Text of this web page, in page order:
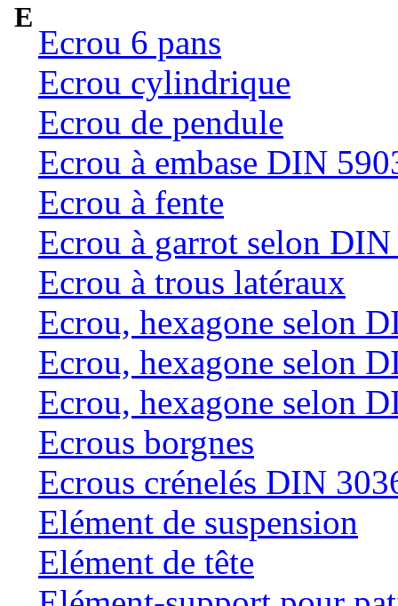
E
Ecrou 6 pans
Ecrou cylindrique
Ecrou de pendule
Ecrou à embase DIN
Ecrou à fente
Ecrou à garrot selon
Ecrou à trous latéraux
Ecrou, hexagone selon
Ecrou, hexagone selon
Ecrou, hexagone selon
Ecrous borgnes
Ecrous crénelés DIN
Elément de suspension
Elément de tête